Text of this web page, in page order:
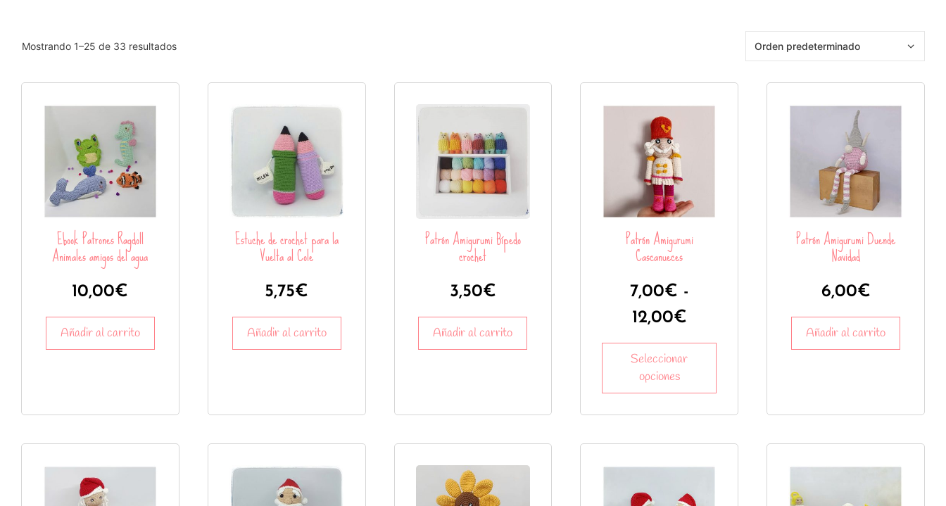
Mostrando 1–25 de 33 resultados
Ebook Patrones Ragdoll
Animales amigos del agua
10,00€
Añadir al carrito
Estuche de crochet para la
Vuelta al Cole
5,75€
Añadir al carrito
Patrón Amigurumi Bípedo
crochet
3,50€
Añadir al carrito
Patrón Amigurumi
Cascanueces
7,00€ -
12,00€
Seleccionar
opciones
Patrón Amigurumi Duende
Navidad
6,00€
Añadir al carrito